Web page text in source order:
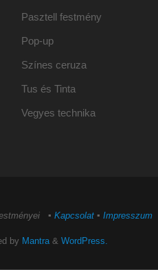
Pasztell festmény
Pop-up
Színes ceruza
Tus és Tinta
Vegyes technika
▪ Kapcsolat▪ Impresszum
by Mantra& WordPress.